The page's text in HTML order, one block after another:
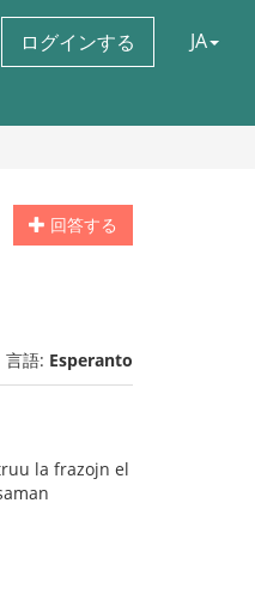
ログインする JA
回答する
言語: Esperanto
la frazojn el